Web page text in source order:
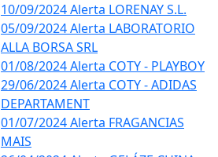
10/09/2024 Alerta LORENAY S.L.
05/09/2024 Alerta LABORATORIO
ALLA BORSA SRL
01/08/2024 Alerta COTY - PLAYBOY
29/06/2024 Alerta COTY - ADIDAS
DEPARTAMENT
01/07/2024 Alerta FRAGANCIAS
MAIS